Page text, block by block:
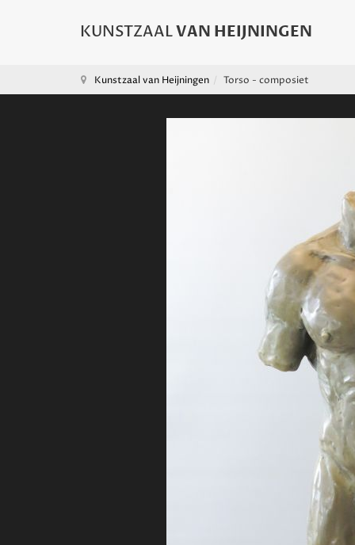
Kunstzaal van Heijningen Torso - composiet